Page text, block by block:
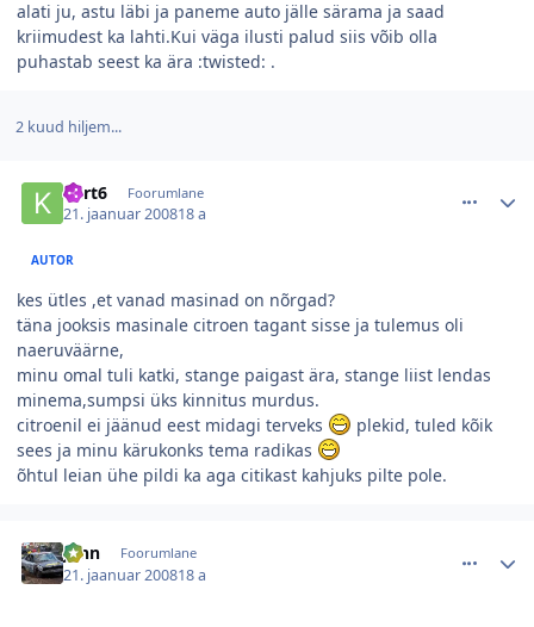
alati ju, astu läbi ja paneme auto jälle särama ja saad
kriimudest ka lahti.Kui väga ilusti palud siis võib olla
puhastab seest ka ära :twisted: .
2 kuud hiljem...
kert6 Foorumlane
21. jaanuar 200818 a
AUTOR
kes ütles ,et vanad masinad on nõrgad?
täna jooksis masinale citroen tagant sisse ja tulemus oli
naeruväärne,
minu omal tuli katki, stange paigast ära, stange liist lendas
minema,sumpsi üks kinnitus murdus.
citroenil ei jäänud eest midagi terveks
plekid, tuled kõik
sees ja minu kärukonks tema radikas
õhtul leian ühe pildi ka aga citikast kahjuks pilte pole.
Jann Foorumlane
21. jaanuar 200818 a